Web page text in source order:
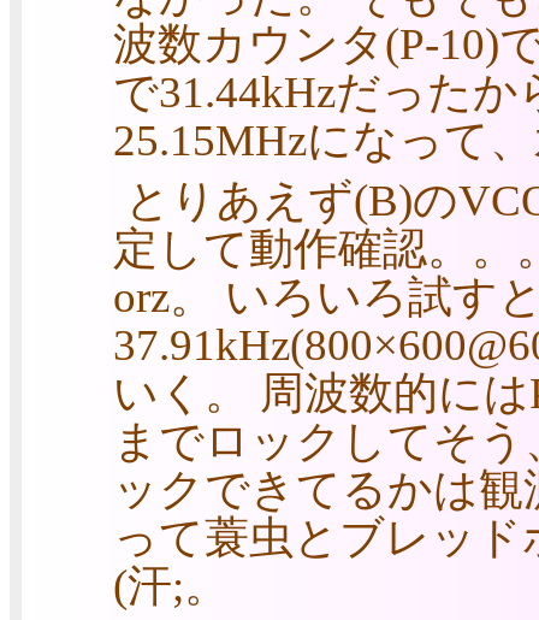
波数カウンタ(P-10)
で31.44kHzだった
25.15MHzになって
とりあえず(B)の
定して動作確認。。
orz。 いろいろ試す
いく。 周波数的に
までロックしてそ
ックできてるかは
って蓑虫とブレッ
(汗;。